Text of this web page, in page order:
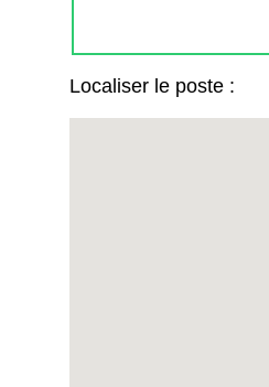
Localiser le poste :